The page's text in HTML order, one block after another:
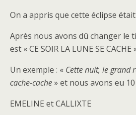
On a appris que cette éclipse
Après nous avons dû changer le
est « CE SOIR LA LUNE SE CACHE
Un exemple : « Cette nuit, le grand
cache-cache» et nous avons eu
EMELINE et CALLIXTE